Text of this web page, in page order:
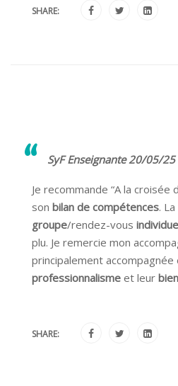
SHARE:
SyF Enseignante 20/05/25
Je recommande “A la croisée
son bilan de compétences. La
groupe/rendez-vous
plu. Je remercie mon
principalement
professionnalisme et leur
SHARE: